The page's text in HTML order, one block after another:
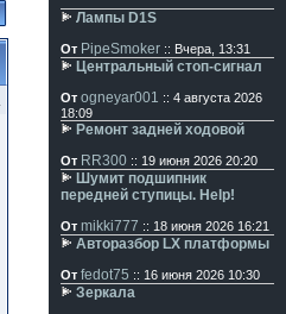
Лампы D1S
От PipeSmoker :: Вчера, 13:31
Центральный стоп-сигнал
От ogneyar001 :: 4 августа 2026
18:09
Ремонт задней ходовой
От RR300 :: 19 июня 2026 20:20
Шумит подшипник
передней ступицы. Help!
От mikki777 :: 18 июня 2026 16:21
Авторазбор LX платформы
От fedot75 :: 16 июня 2026 10:30
Зеркала